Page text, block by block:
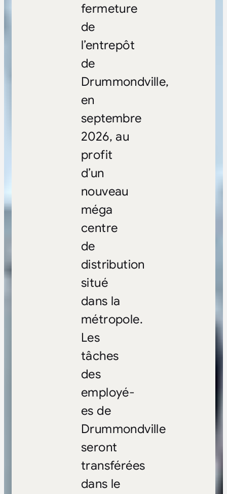
fermeture
de
l’entrepôt
de
Drummondville,
en
septembre
2026, au
profit
d’un
nouveau
méga
centre
de
distribution
situé
dans la
métropole.
Les
tâches
des
employé-
es de
Drummondville
seront
transférées
dans le